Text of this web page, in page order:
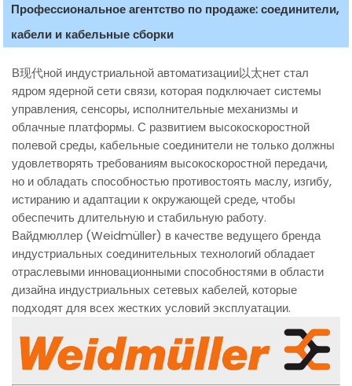
Профессиональное агентство по продаже: соединители,
кабели и кабельные сборки
В现代ной индустриальной автоматизации以太нет стал
ядром ядерной сети связи, которая подключает системы
управления, сенсоры, исполнительные механизмы и
облачные платформы. С развитием высокоскоростной
полевой среды, кабельные соединители не только должны
удовлетворять требованиям высокоскоростной передачи,
но и обладать способностью противостоять маслу, изгибу,
истиранию и адаптации к окружающей среде, чтобы
обеспечить длительную и стабильную работу.
Вайдмюллер (Weidmüller) в качестве ведущего бренда
индустриальных соединительных технологий обладает
отраслевыми инновационными способностями в области
дизайна индустриальных сетевых кабелей, которые
подходят для всех жестких условий эксплуатации.